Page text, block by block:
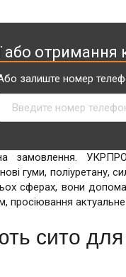
отримання
залиште номер
замовлення.
гуми, поліуретану,
сферах, вони
просіювання актуальне
сито для